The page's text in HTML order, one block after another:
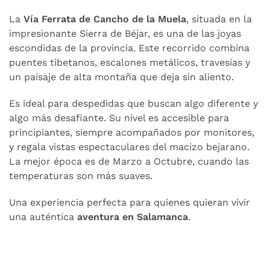
La Vía Ferrata de Cancho de la Muela, situada en la
impresionante Sierra de Béjar, es una de las joyas
escondidas de la provincia. Este recorrido combina
puentes tibetanos, escalones metálicos, travesías y
un paisaje de alta montaña que deja sin aliento.
Es ideal para despedidas que buscan algo diferente y
algo más desafiante. Su nivel es accesible para
principiantes, siempre acompañados por monitores,
y regala vistas espectaculares del macizo bejarano.
La mejor época es de Marzo a Octubre, cuando las
temperaturas son más suaves.
Una experiencia perfecta para quienes quieran vivir
una auténtica aventura en Salamanca.